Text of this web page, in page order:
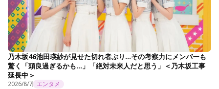
乃木坂46池田瑛紗が見せた切れ者ぶり…その考察力にメンバーも
驚く「頭良過ぎるかも…」「絶対未来人だと思う」＜乃木坂工事
延長中＞
2026/8/7 エンタメ